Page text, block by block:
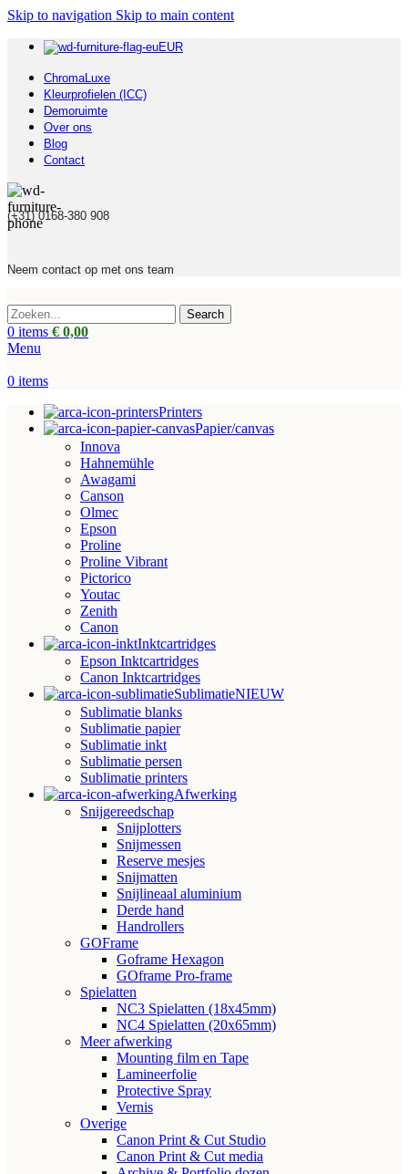
Skip to navigation Skip to main content
EUR
ChromaLuxe
Kleurprofielen (ICC)
Demoruimte
Over ons
Blog
Contact
(+31) 0168-380 908
Neem contact op met ons team
Search
0 items € 0,00
Menu
0 items
Printers
Papier/canvas
Innova
Hahnemühle
Awagami
Canson
Olmec
Epson
Proline
Proline Vibrant
Pictorico
Youtac
Zenith
Canon
Inktcartridges
Epson Inktcartridges
Canon Inktcartridges
SublimatieNIEUW
Sublimatie blanks
Sublimatie papier
Sublimatie inkt
Sublimatie persen
Sublimatie printers
Afwerking
Snijgereedschap
Snijplotters
Snijmessen
Reserve mesjes
Snijmatten
Snijlineaal aluminium
Derde hand
Handrollers
GOFrame
Goframe Hexagon
GOframe Pro-frame
Spielatten
NC3 Spielatten (18x45mm)
NC4 Spielatten (20x65mm)
Meer afwerking
Mounting film en Tape
Lamineerfolie
Protective Spray
Vernis
Overige
Canon Print & Cut Studio
Canon Print & Cut media